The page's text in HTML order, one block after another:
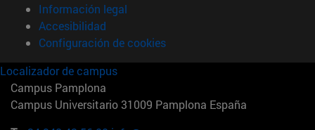
Información legal
Accesibilidad
Configuración de cookies
Localizador de campus
Campus Pamplona
Campus Universitario 31009 Pamplona España